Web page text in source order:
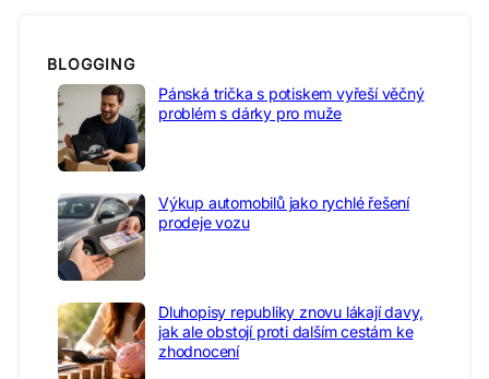
BLOGGING
Pánská trička s potiskem vyřeší věčný
problém s dárky pro muže
Výkup automobilů jako rychlé řešení
prodeje vozu
Dluhopisy republiky znovu lákají davy,
jak ale obstojí proti dalším cestám ke
zhodnocení